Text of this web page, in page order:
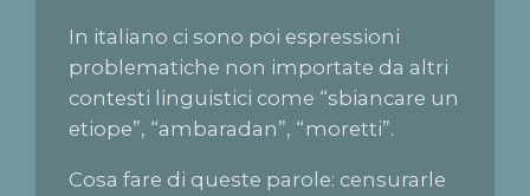
In italiano ci sono poi espressioni
problematiche non importate da altri
contesti linguistici come “sbiancare un
etiope”, “ambaradan”, “moretti”.
Cosa fare di queste parole: censurarle